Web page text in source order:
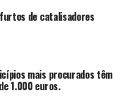
de catalisadores
mais procurados têm
1.000 euros.